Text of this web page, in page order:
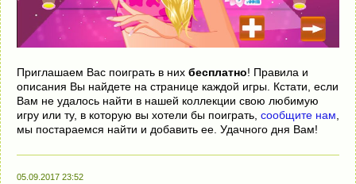
Приглашаем Вас поиграть в них бесплатно! Правила и
описания Вы найдете на странице каждой игры. Кстати, если
Вам не удалось найти в нашей коллекции свою любимую
игру или ту, в которую вы хотели бы поиграть, сообщите нам
мы постараемся найти и добавить ее. Удачного дня Вам!
05.09.2017 23:52